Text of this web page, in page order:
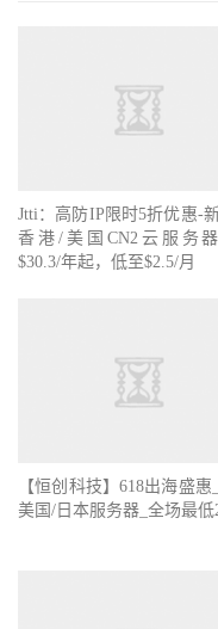
Jtti：高防IP限时5折优惠-
香港/美国CN2云服务
$30.3/年起，低至$2.5/月
【恒创科技】618出海盛惠
美国/日本服务器_全场最低